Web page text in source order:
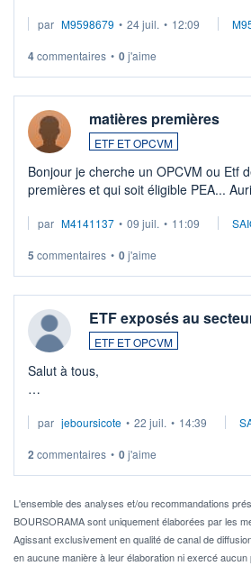
veux procéder à la vente, on me
par M9598679 • 24 juil. • 12:09
4commentaires • 0j'aime
matières premières
ETF ET OPCVM
Bonjour je cherche un OPCVM ou Etf
premières et qui soit éligible PEA...
par M4141137 • 09 juil. • 11:09
5 commentaires • 0j'aime
ETF exposés au
ETF ET OPCVM
Salut à tous,
via un ETF plutôt que des actions
Idéalement, je voudrais qu'il soit éligible
Pour l' ...
par jeboursicote • 22 juil. • 14:39
2 commentaires • 0j'aime
L'ensemble des analyses et/ou recommandations
BOURSORAMA sont uniquement élaborées par les
Agissant exclusivement en qualité de canal de
en aucune manière à leur élaboration ni exercé